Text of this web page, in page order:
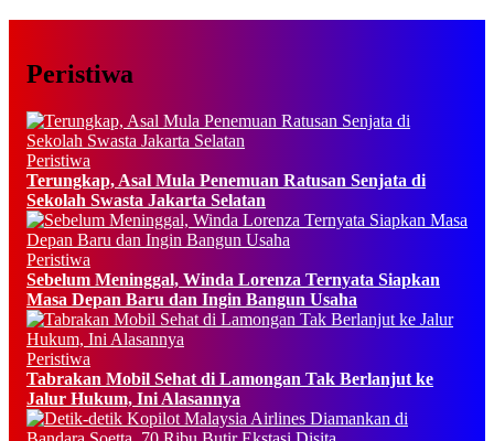
Peristiwa
Peristiwa
Terungkap, Asal Mula Penemuan Ratusan Senjata di
Sekolah Swasta Jakarta Selatan
Peristiwa
Sebelum Meninggal, Winda Lorenza Ternyata Siapkan
Masa Depan Baru dan Ingin Bangun Usaha
Peristiwa
Tabrakan Mobil Sehat di Lamongan Tak Berlanjut ke
Jalur Hukum, Ini Alasannya